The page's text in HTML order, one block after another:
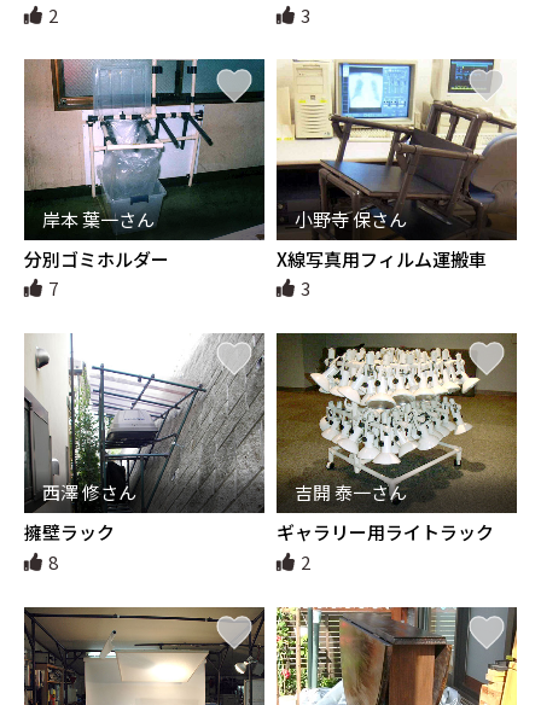
2
3
岸本 葉一さん
分別ゴミホルダー
7
小野寺 保さん
X線写真用フィルム運搬車
3
西澤 修さん
擁壁ラック
8
吉開 泰一さん
ギャラリー用ライトラック
2